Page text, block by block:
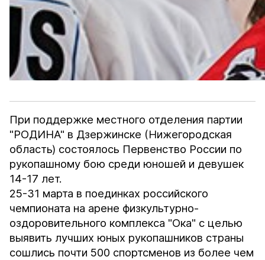
При поддержке местного отделения партии
"РОДИНА" в Дзержинске (Нижегородская
область) состоялось Первенство России по
рукопашному бою среди юношей и девушек
14-17 лет.
25-31 марта в поединках российского
чемпионата на арене физкультурно-
оздоровительного комплекса "Ока" с целью
выявить лучших юных рукопашников страны
сошлись почти 500 спортсменов из более чем